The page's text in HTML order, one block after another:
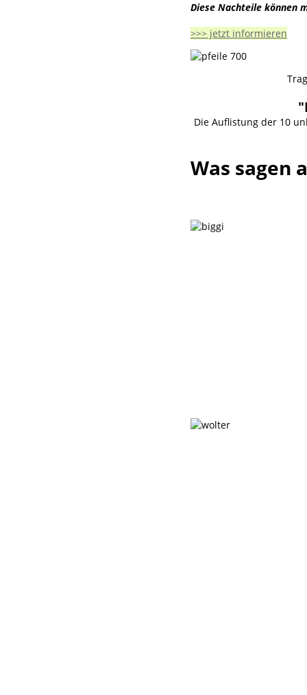
Diese Nachteile können
>>> jetzt informieren
Die Auflistung der 10
Was sagen